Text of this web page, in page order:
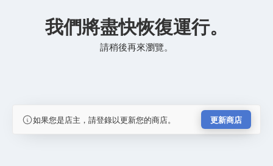
我們將盡快恢復運行。
請稍後再來瀏覽。
如果您是店主，請登錄以更新您的商店。 更新商店